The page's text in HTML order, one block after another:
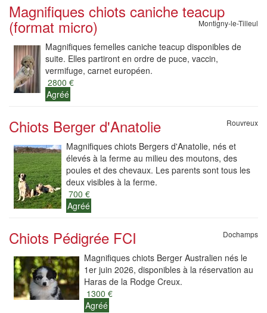
Magnifiques chiots caniche teacup
(format micro) Montigny-le-Tilleul
Magnifiques femelles caniche teacup disponibles de
suite. Elles partiront en ordre de puce, vaccin,
vermifuge, carnet européen.
2800 €
Agréé
Chiots Berger d'Anatolie Rouvreux
Magnifiques chiots Bergers d'Anatolie, nés et
élevés à la ferme au milieu des moutons, des
poules et des chevaux. Les parents sont tous les
deux visibles à la ferme.
700 €
Agréé
Chiots Pédigrée FCI Dochamps
Magnifiques chiots Berger Australien nés le
1er juin 2026, disponibles à la réservation au
Haras de la Rodge Creux.
1300 €
Agréé